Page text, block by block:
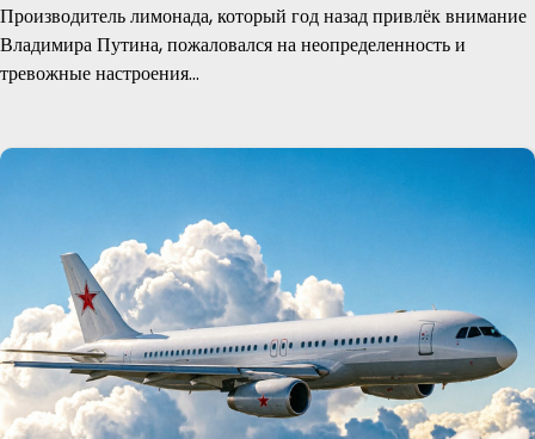
Производитель лимонада, который год назад привлёк внимание
Владимира Путина, пожаловался на неопределенность и
тревожные настроения…